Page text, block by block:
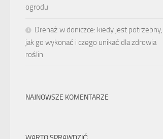
ogrodu
Drenaż w doniczce: kiedy jest potrzebny,
jak go wykonać i czego unikać dla zdrowia
roślin
NAJNOWSZE KOMENTARZE